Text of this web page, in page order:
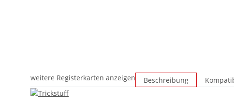
weitere Registerkarten anzeigen Beschreibung